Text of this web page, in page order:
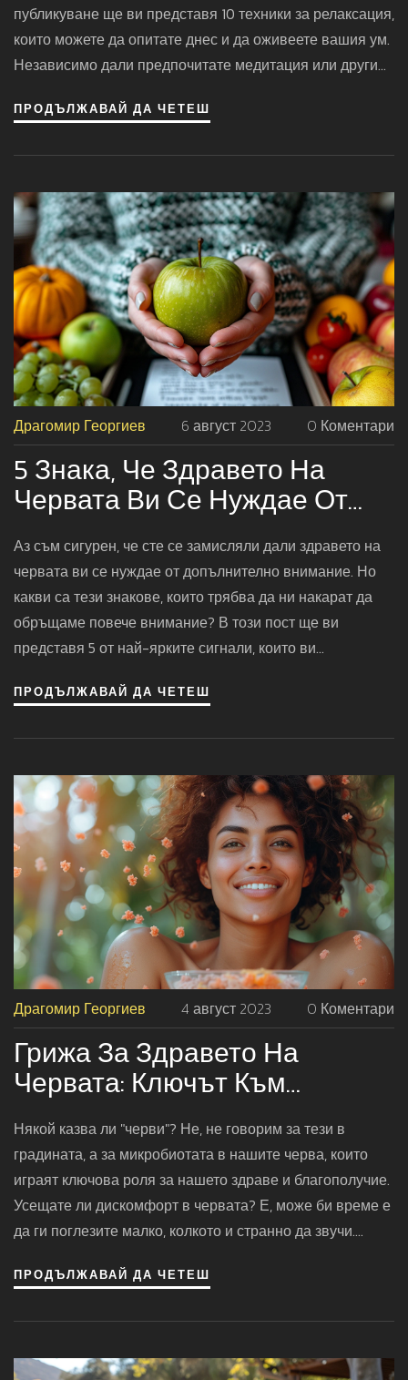
публикуване ще ви представя 10 техники за релаксация,
които можете да опитате днес и да оживеете вашия ум.
Независимо дали предпочитате медитация или други
към себе си и да се справите с ежедневния стрес.
ПРОДЪЛЖАВАЙ ДА ЧЕТЕШ
Драгомир Георгиев 6 август 2023 0 Коментари
5 Знака, Че Здравето На
Червата Ви Се Нуждае От
Внимание
Аз съм сигурен, че сте се замисляли дали здравето на
червата ви се нуждае от допълнително внимание. Но
какви са тези знакове, които трябва да ни накарат да
обръщаме повече внимание? В този пост ще ви
представя 5 от най-ярките сигнали, които ви
от малко повече грижи. Помнете, вашето здраве е във
ПРОДЪЛЖАВАЙ ДА ЧЕТЕШ
Драгомир Георгиев 4 август 2023 0 Коментари
Грижа За Здравето На
Червата: Ключът Към
Балансиран Живот
Някой казва ли "черви"? Не, не говорим за тези в
градината, а за микробиотата в нашите черва, които
играят ключова роля за нашето здраве и благополучие.
Усещате ли дискомфорт в червата? Е, може би време е
да ги поглезите малко, колкото и странно да звучи.
повече баланс, можем да се наслаждаваме на всичко,
да ви кажа, по-здрави черва означават по-здрав живот,
ПРОДЪЛЖАВАЙ ДА ЧЕТЕШ